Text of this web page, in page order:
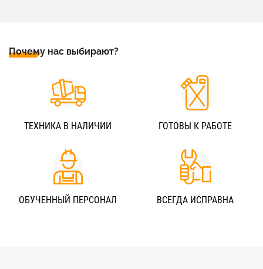
Почему нас выбирают?
ТЕХНИКА В НАЛИЧИИ ГОТОВЫ К РАБОТЕ
ОБУЧЕННЫЙ ПЕРСОНАЛ ВСЕГДА ИСПРАВНА